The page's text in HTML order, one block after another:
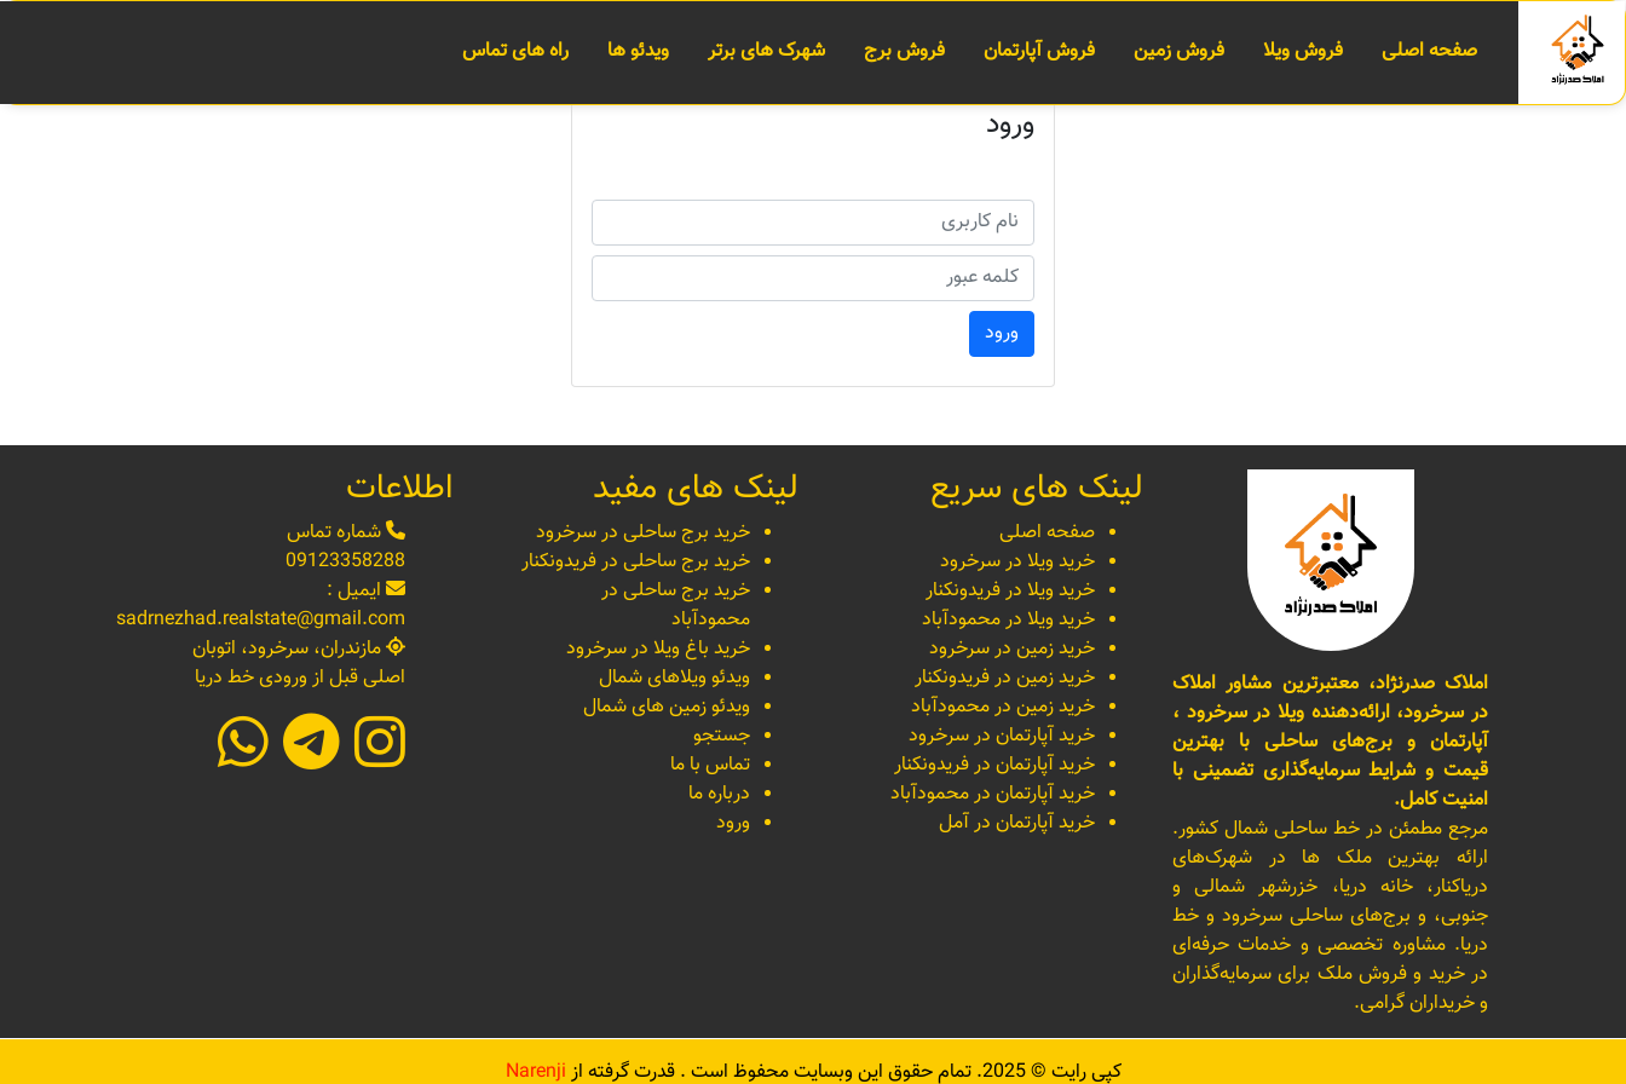
صفحه اصلی فروش ویلا فروش زمین فروش آپارتمان فروش برج شهرک های برتر ویدئو ها راه های تماس
ورود
ورود
املاک صدرنژاد، معتبرترین مشاور املاک
در سرخرود، ارائه‌دهنده ویلا در سرخرود ،
آپارتمان و برج‌های ساحلی با بهترین
قیمت و شرایط سرمایه‌گذاری تضمینی با
امنیت کامل.
مرجع مطمئن در خط ساحلی شمال کشور.
ارائه بهترین ملک ها در شهرک‌های
دریاکنار، خانه دریا، خزرشهر شمالی و
جنوبی، و برج‌های ساحلی سرخرود و خط
دریا. مشاوره تخصصی و خدمات حرفه‌ای
در خرید و فروش ملک برای سرمایه‌گذاران
و خریداران گرامی.
لینک های سریع
صفحه اصلی
خرید ویلا در سرخرود
خرید ویلا در فریدونکنار
خرید ویلا در محمودآباد
خرید زمین در سرخرود
خرید زمین در فریدونکنار
خرید زمین در محمودآباد
خرید آپارتمان در سرخرود
خرید آپارتمان در فریدونکنار
خرید آپارتمان در محمودآباد
خرید آپارتمان در آمل
لینک های مفید
خرید برج ساحلی در سرخرود
خرید برج ساحلی در فریدونکنار
خرید برج ساحلی در
محمودآباد
خرید باغ ویلا در سرخرود
ویدئو ویلاهای شمال
ویدئو زمین های شمال
جستجو
تماس با ما
درباره ما
ورود
اطلاعات
شماره تماس
09123358288
ایمیل :
sadrnezhad.realstate@gmail.com
مازندران، سرخرود، اتوبان
اصلی قبل از ورودی خط دریا
کپی رایت ©2025. تمام حقوق این وبسایت محفوظ است . قدرت گرفته از Narenji